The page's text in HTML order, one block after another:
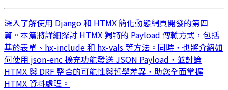
深入了解使用 Django 和 HTMX 簡化動態網頁開發的第四
篇。本篇將詳細探討 HTMX 獨特的 Payload 傳輸方式，包括
基於表單、hx-include 和 hx-vals 等方法。同時，也將介紹如
何使用 json-enc 擴充功能發送 JSON Payload，並討論
HTMX 與 DRF 整合的可能性與哲學差異，助您全面掌握
HTMX 資料處理。